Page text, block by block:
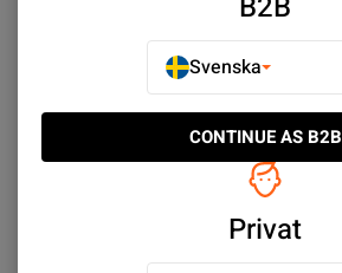
Svenska
CONTINUE AS B2B
Privat